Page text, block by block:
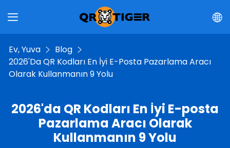
Ev, Yuva
Blog
2026'da QR Kodları En İyi E-Posta Pazarlama Aracı
Olarak Kullanmanın 9 Yolu
2026'da QR Kodları En İyi E-posta
Pazarlama Aracı Olarak
Kullanmanın 9 Yolu